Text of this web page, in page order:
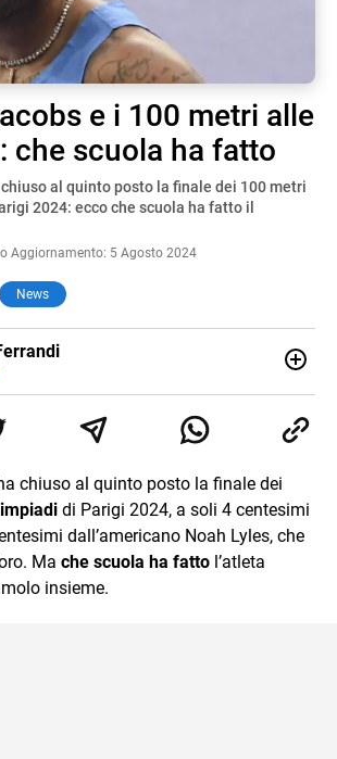
e i 100 metri alle
che scuola ha fatto
al quinto posto la finale dei 100 metri
2024: ecco che scuola ha fatto il
Aggiornamento: 5 Agosto 2024
News
la passione per la scrittura in un lavoro, e
sono più fermata. L’attualità è il mio pane
chiuso al quinto posto la finale dei
di Parigi 2024, a soli 4 centesimi
dall’americano Noah Lyles, che
Ma che scuola ha fatto l’atleta
insieme.